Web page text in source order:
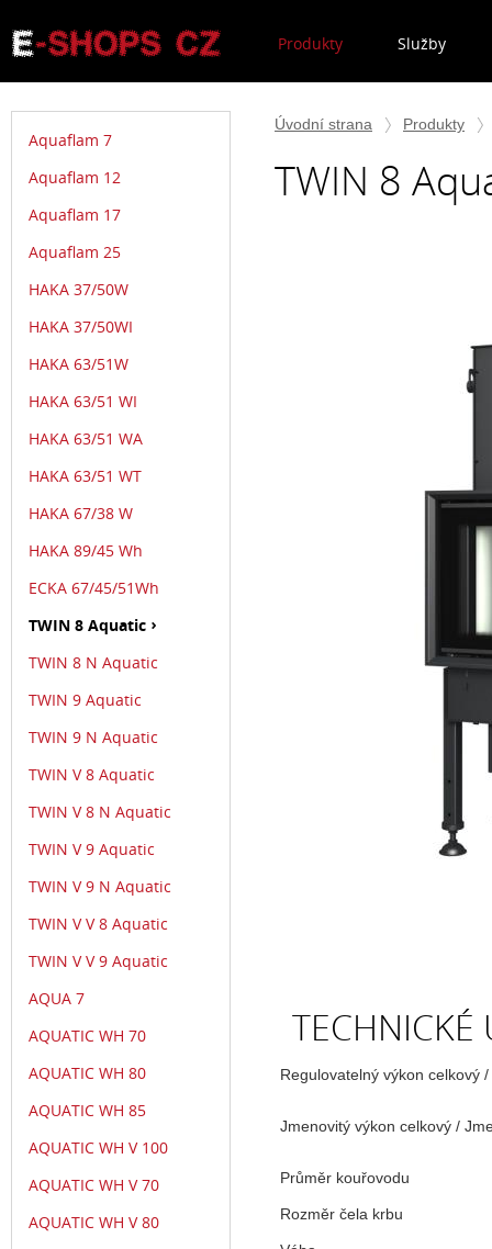
Produkty Služby
Úvodní strana Produkty
TWIN 8
TECHNICKÉ
Regulovatelný výkon
Jmenovitý výkon celkový /
Průměr kouřovodu
Rozměr čela krbu
Aquaflam 7
Aquaflam 12
Aquaflam 17
Aquaflam 25
HAKA 37/50W
HAKA 37/50WI
HAKA 63/51W
HAKA 63/51 WI
HAKA 63/51 WA
HAKA 63/51 WT
HAKA 67/38 W
HAKA 89/45 Wh
ECKA 67/45/51Wh
TWIN 8 Aquatic
TWIN 8 N Aquatic
TWIN 9 Aquatic
TWIN 9 N Aquatic
TWIN V 8 Aquatic
TWIN V 8 N Aquatic
TWIN V 9 Aquatic
TWIN V 9 N Aquatic
TWIN V V 8 Aquatic
TWIN V V 9 Aquatic
AQUA 7
AQUATIC WH 70
AQUATIC WH 80
AQUATIC WH 85
AQUATIC WH V 100
AQUATIC WH V 70
AQUATIC WH V 80